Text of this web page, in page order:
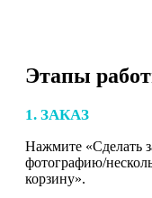
Этапы
1. ЗАКАЗ
Нажмите «Сделать
фотографию/
корзину».